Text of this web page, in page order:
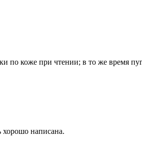
по коже при чтении; в то же время
хорошо написана.